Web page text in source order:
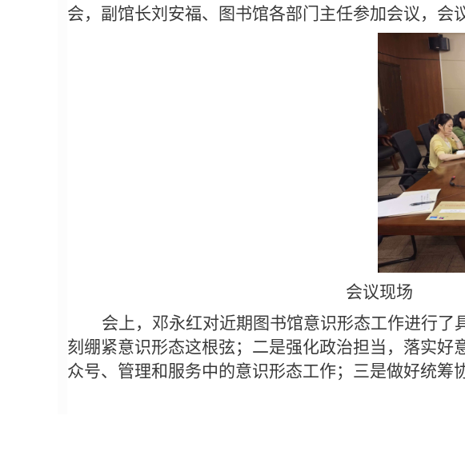
会， 副馆长刘安福、 图书馆各部门主任参加会议，会
会议现场
会上，邓永红对近期图书馆意识形态工作进行
刻绷紧意识形态这根弦；二是强化政治担当，落实
众号、管理和服务中的意识形态工作；三是做好统筹